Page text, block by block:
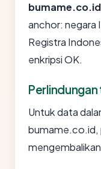
bumame.co.id
anchor: negara
Registra
enkripsi OK.
Untuk data
bumame.co.id,